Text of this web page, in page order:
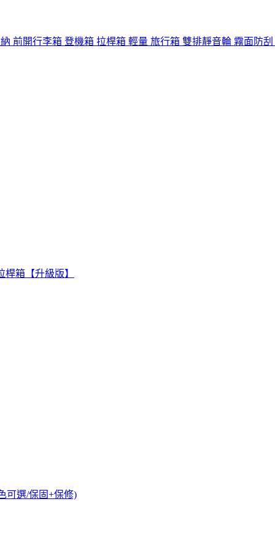
前開行李箱 登機箱 拉桿箱 輕量 旅行箱 雙排靜音輪 霧面防
箱【升級版】
可選/保固+保修)